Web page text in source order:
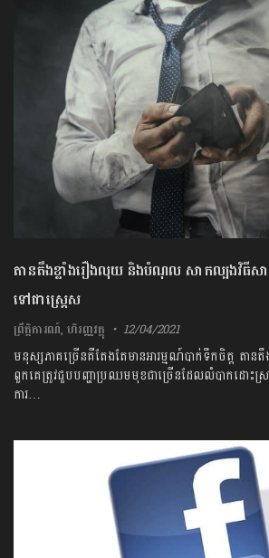
តានតឹងខ្លាំងរឿងលុយ និងបំណុល សាកល្បងវិធីសាម
ទៅជាស្ត្រេស
ព្រឹត្តិការណ៍,ហិរញ្ញវត្ថុ 12/04/2021
មនុស្សភាគច្រើនគឺតែងតែមានអារម្មណ៍បាក់ទឹកចិត្ត តា
ពួកគេត្រូវជួបបញ្ហាប្រឈមមុខជាច្រើនដែលលំបាកដោះស្
ការ…